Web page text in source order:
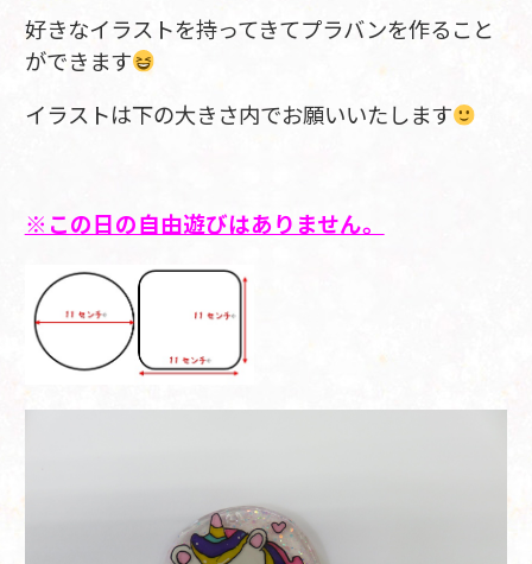
好きなイラストを持ってきてプラバンを作ること
ができます
イラストは下の大きさ内でお願いいたします
※この日の自由遊びはありません。